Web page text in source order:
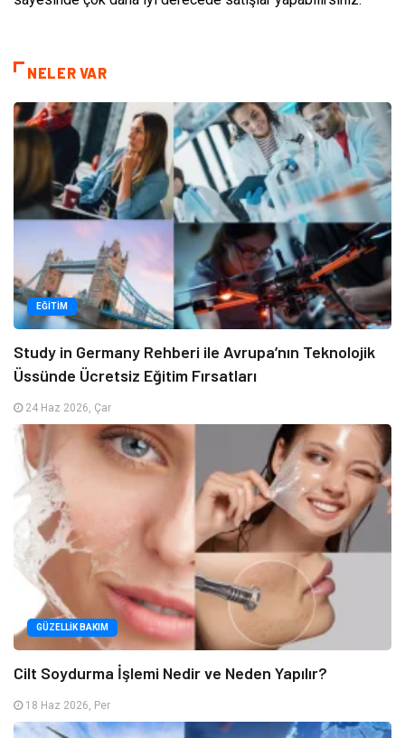
NELER VAR
EĞITIM
Study in Germany Rehberi ile Avrupa’nın Teknolojik
Üssünde Ücretsiz Eğitim Fırsatları
24 Haz 2026, Çar
GÜZELLIK BAKIM
Cilt Soydurma İşlemi Nedir ve Neden Yapılır?
18 Haz 2026, Per